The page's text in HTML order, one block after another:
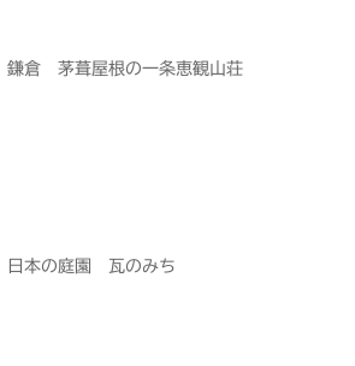
鎌倉 茅葺屋根の一条恵観山荘
日本の庭園 瓦のみち